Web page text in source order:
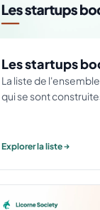
Les startups
La liste de
qui se sont
Explorer la liste